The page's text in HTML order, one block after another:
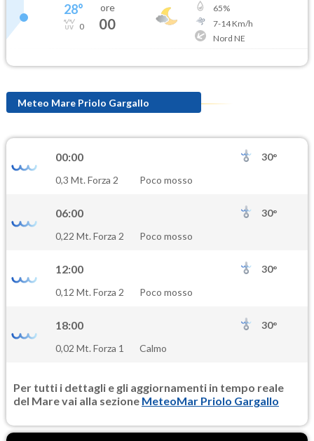
28°
0
ore
00
65%
7-14Km/h
Nord NE
Meteo Mare Priolo Gargallo
00:00
30°
0,3 Mt. Forza 2
Poco mosso
06:00
30°
0,22 Mt. Forza 2
Poco mosso
12:00
30°
0,12 Mt. Forza 2
Poco mosso
18:00
30°
0,02 Mt. Forza 1
Calmo
Per tutti i dettagli e gli aggiornamenti in tempo reale
del Mare vai alla sezione MeteoMar Priolo Gargallo